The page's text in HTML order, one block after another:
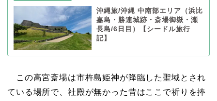
沖縄旅/沖縄 中南部エリア（浜比
嘉島・勝連城跡・斎場御嶽・瀬
長島/6日目）【シードル旅行
記】
この高宮斎場は市杵島姫神が降臨した聖域とされ
ている場所で、社殿が無かった昔はここで祈りを捧